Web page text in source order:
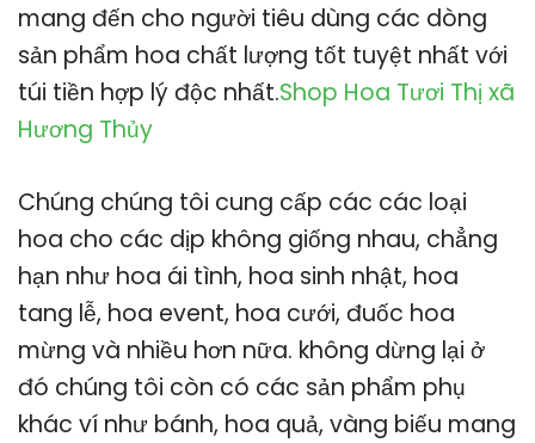
mang đến cho người tiêu dùng các dòng
sản phẩm hoa chất lượng tốt tuyệt nhất với
túi tiền hợp lý độc nhất.Shop Hoa Tươi Thị xã
Hương Thủy
Chúng chúng tôi cung cấp các các loại
hoa cho các dịp không giống nhau, chẳng
hạn như hoa ái tình, hoa sinh nhật, hoa
tang lễ, hoa event, hoa cưới, đuốc hoa
mừng và nhiều hơn nữa. không dừng lại ở
đó chúng tôi còn có các sản phẩm phụ
khác ví như bánh, hoa quả, vàng biếu mang